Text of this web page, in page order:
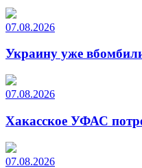
07.08.2026
Украину уже
07.08.2026
Хакасское УФАС
07.08.2026